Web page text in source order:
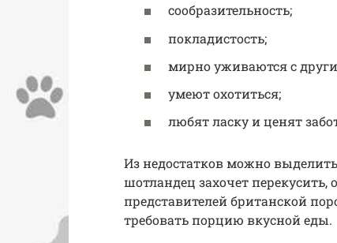
сообразительность;
покладистость;
мирно уживаются с
умеют охотиться;
любят ласку и ценят
Из недостатков можно
шотландец захочет перекусить,
представителей британской
требовать порцию вкусной еды.